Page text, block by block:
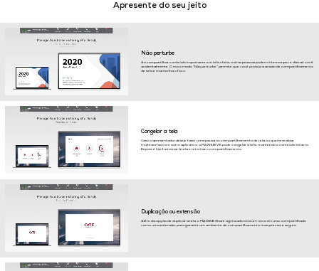
Apresente do seu jeito
Não perturbe
Ao compartilhar conteúdo importante em tela cheia, outras pessoas podem interromper e distrair você
acidentalmente. O novo modo "Não perturbe" permite que você proteja a sessão de compartilhamento
de tela e mantenha o foco.
Congelar a tela
Caso o apresentador deseje fazer uma pausa no compartilhamento de tela ou queira realizar
multitarefas com outro aplicativo, o MAXHUB V5 pode congelar a tela, mantendo o conteúdo intacto.
Depois, é fácil retornar à tela e retomar o compartilhamento.
Duplicação ou extensão
Além da opção de duplicar a tela, o MAXHUB Share agora adiciona um novo recurso, compartilhado
como uma extensão, para garantir um ambiente de compartilhamento mais preciso e seguro.